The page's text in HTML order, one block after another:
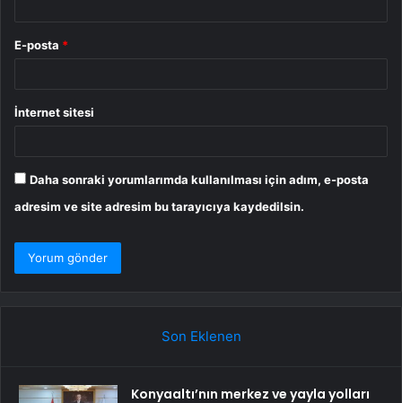
E-posta *
İnternet sitesi
Daha sonraki yorumlarımda kullanılması için adım, e-posta
adresim ve site adresim bu tarayıcıya kaydedilsin.
Son Eklenen
Konyaaltı’nın merkez ve yayla yolları